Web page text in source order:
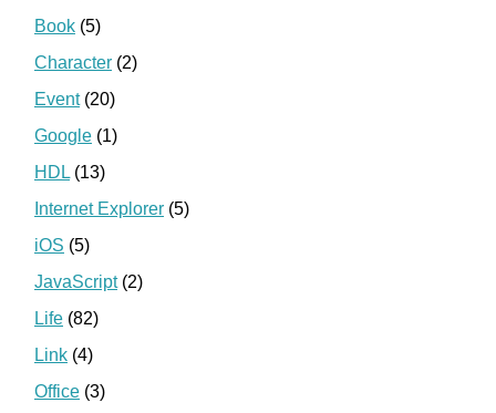
Book (5)
Character (2)
Event(20)
Google (1)
HDL (13)
Internet Explorer (5)
iOS (5)
JavaScript(2)
Life (82)
Link (4)
Office (3)